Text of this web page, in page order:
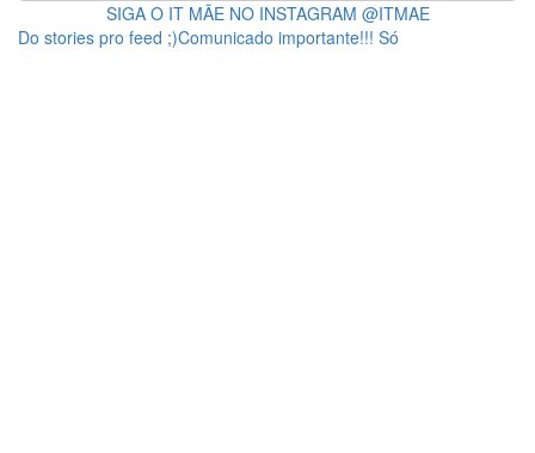
SIGA O IT MÃE NO INSTAGRAM @ITMAE
Do stories pro feed ;)Comunicado importante!!! Só